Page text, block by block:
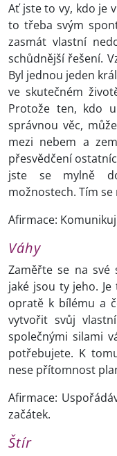
Ať jste to vy, kdo je
to třeba svým
zasmát vlastní
schůdnější řešení.
Byl jednou jeden
ve skutečném
Protože ten, kdo
správnou věc,
mezi nebem a
přesvědčení
jste se mylně
možnostech. Tím
Afirmace:
Váhy
Zaměřte se na své
jaké jsou ty jeho.
opratě k bílému a
vytvořit svůj
společnými silami
potřebujete. K
nese přítomnost
Afirmace:
začátek.
Štír